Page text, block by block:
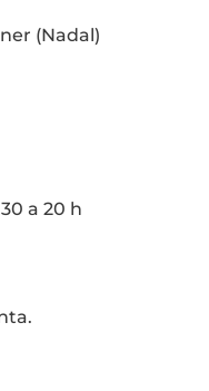
(Nadal)
a 20 h